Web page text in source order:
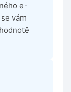
e-
vám